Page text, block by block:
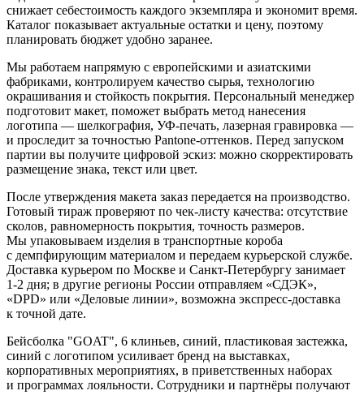
снижает себестоимость каждого экземпляра и экономит время.
Каталог показывает актуальные остатки и цену, поэтому
планировать бюджет удобно заранее.
Мы работаем напрямую с европейскими и азиатскими
фабриками, контролируем качество сырья, технологию
окрашивания и стойкость покрытия. Персональный менеджер
подготовит макет, поможет выбрать метод нанесения
логотипа — шелкография, УФ-печать, лазерная гравировка —
и проследит за точностью Pantone-оттенков. Перед запуском
партии вы получите цифровой эскиз: можно скорректировать
размещение знака, текст или цвет.
После утверждения макета заказ передается на производство.
Готовый тираж проверяют по чек-листу качества: отсутствие
сколов, равномерность покрытия, точность размеров.
Мы упаковываем изделия в транспортные короба
с демпфирующим материалом и передаем курьерской службе.
Доставка курьером по Москве и Санкт-Петербургу занимает
1-2 дня; в другие регионы России отправляем «СДЭК»,
«DPD» или «Деловые линии», возможна экспресс-доставка
к точной дате.
Бейсболка "GOAT", 6 клиньев, синий, пластиковая застежка,
синий с логотипом усиливает бренд на выставках,
корпоративных мероприятиях, в приветственных наборах
и программах лояльности. Сотрудники и партнёры получают